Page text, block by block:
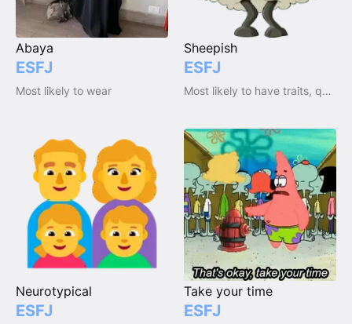
Abaya
ESFJ
Most likely to wear
Sheepish
ESFJ
Most likely to have traits, qualities and emotions
Neurotypical
ESFJ
Take your time
ESFJ